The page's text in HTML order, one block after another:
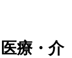
療・介